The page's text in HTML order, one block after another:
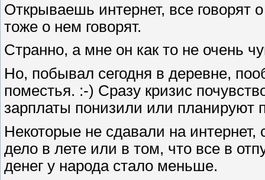
Открываешь интернет, все говорят
тоже о нем говорят.
Странно, а мне он как то не очень
Но, побывал сегодня в деревне,
поместья. :-) Сразу кризис
зарплаты понизили или планируют
Некоторые не сдавали на
дело в лете или в том, что все в
денег у народа стало меньше.